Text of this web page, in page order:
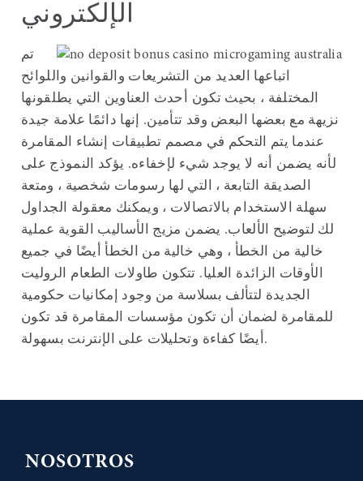
الإلكتروني
تم
اتباعها العديد من التشريعات والقوانين واللوائح
المختلفة ، بحيث تكون أحدث العناوين التي يطلقونها
نزيهة مع بعضها البعض وقد تتأمين. إنها دائمًا علامة جيدة
عندما يتم التحكم في مصمم تطبيقات إنشاء المقامرة
لأنه يضمن أنه لا يوجد شيء لإخفاءه. يؤكد النموذج على
الصديقة التابعة ، التي لها رسومات شخصية ، ومتعة
سهلة الاستخدام بالاتصالات ، ويمكنك معقولة الجداول
لك لتوضيح الألعاب. يضمن مزيج الأساليب القوية عملية
خالية من الخطأ ، وهي خالية من الخطأ أيضًا في جميع
الأوقات الزائدة العليا. تتكون طاولات الطعام الروليت
الجديدة لتتألف بسلاسة من وجود إمكانيات حكومية
للمقامرة لضمان أن تكون مؤسسات المقامرة قد تكون
أيضًا كفاءة وتحليلات على الإنترنت بسهولة.
NOSOTROS